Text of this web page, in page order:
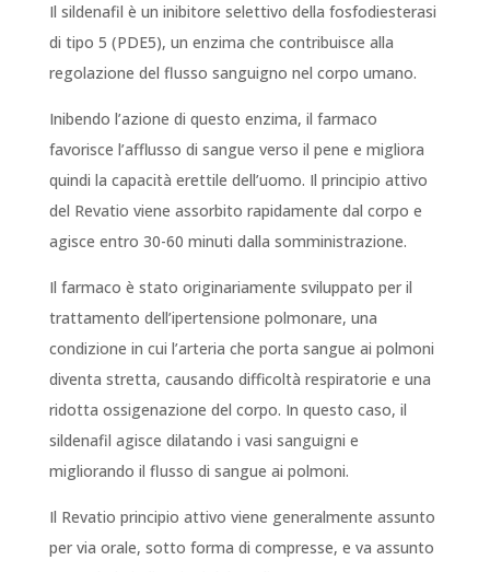
Il sildenafil è un inibitore selettivo della fosfodiesterasi
di tipo 5 (PDE5), un enzima che contribuisce alla
regolazione del flusso sanguigno nel corpo umano.
Inibendo l’azione di questo enzima, il farmaco
favorisce l’afflusso di sangue verso il pene e migliora
quindi la capacità erettile dell’uomo. Il principio attivo
del Revatio viene assorbito rapidamente dal corpo e
agisce entro 30-60 minuti dalla somministrazione.
Il farmaco è stato originariamente sviluppato per il
trattamento dell’ipertensione polmonare, una
condizione in cui l’arteria che porta sangue ai polmoni
diventa stretta, causando difficoltà respiratorie e una
ridotta ossigenazione del corpo. In questo caso, il
sildenafil agisce dilatando i vasi sanguigni e
migliorando il flusso di sangue ai polmoni.
Il Revatio principio attivo viene generalmente assunto
per via orale, sotto forma di compresse, e va assunto